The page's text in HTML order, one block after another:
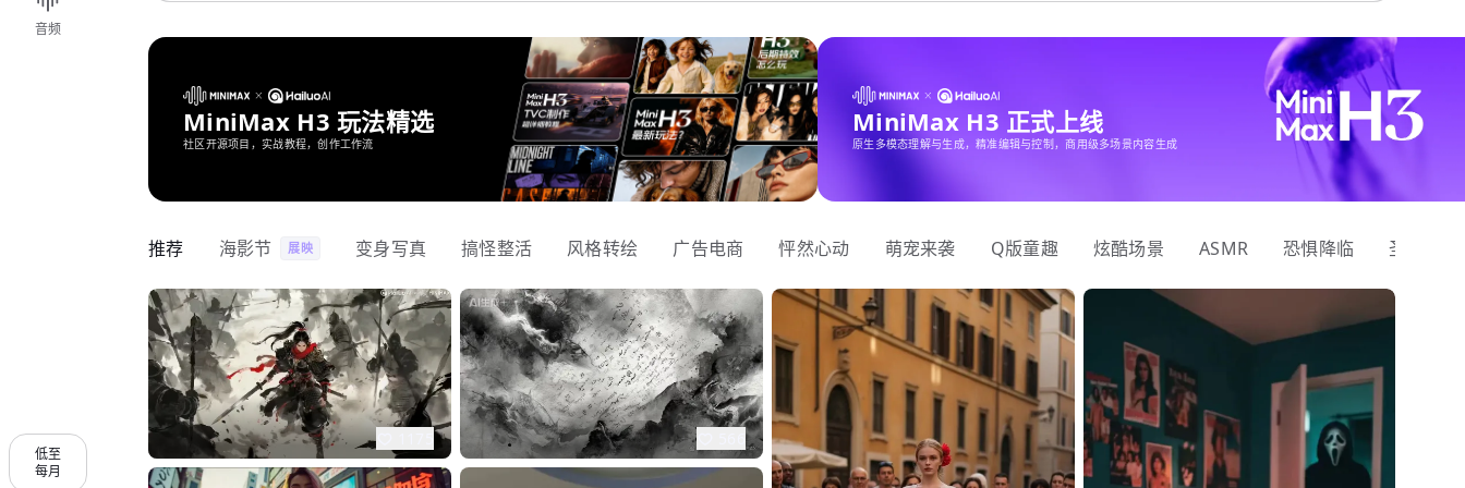
音频
低至
每月
MiniMax H3 玩法精选
社区开源项目，实战教程，创作工作流
MiniMax H3 正式上线
原生多模态理解与生成，精准编辑与控制，商用级多场景内容生成
推荐 海影节 展映 变身写真 搞怪整活 风格转绘 广告电商 怦然心动 萌宠来袭 Q版童趣 炫酷场景 ASMR 恐惧降临 圣诞狂欢